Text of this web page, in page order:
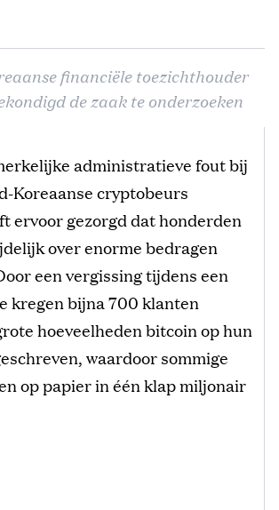
financiële toezichthouder
de zaak te onderzoeken
administratieve fout bij
Koreaanse cryptobeurs
ervoor gezorgd dat honderden
over enorme bedragen
een vergissing tijdens een
kregen bijna 700 klanten
hoeveelheden bitcoin op hun
waardoor sommige
op papier in één klap miljonair